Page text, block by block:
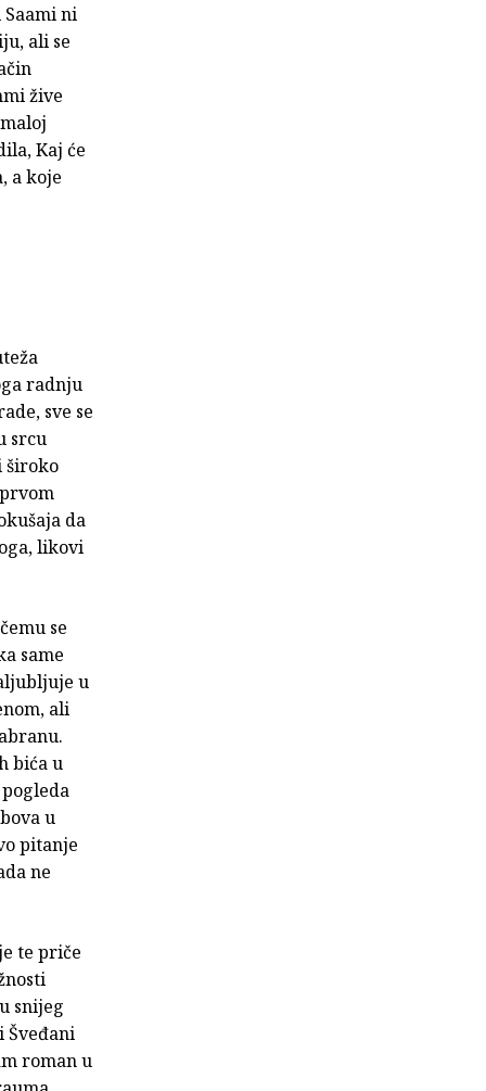
ni
ali se
žive
Kaj će
a koje
radnju
sve se
srcu
široko
da
likovi
se
same
u
ali
bića u
u
pitanje
ne
te priče
snijeg
Šveđani
roman u